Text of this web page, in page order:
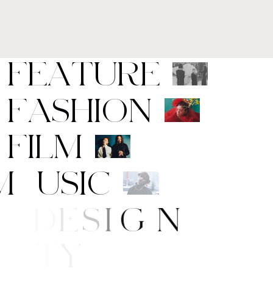
FEATURE
FASHION
FILM
M USIC
T/D ES IG